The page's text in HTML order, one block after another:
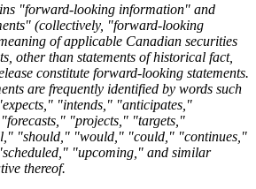
"forward-looking information" and
(collectively, "forward-looking
of applicable Canadian securities
other than statements of historical fact,
constitute forward-looking statements.
are frequently identified by words such
"intends," "anticipates,"
"projects," "targets,"
"should," "would," "could," "continues,"
"upcoming," and similar
thereof.